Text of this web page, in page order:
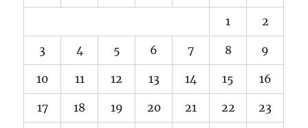
1 2
3 4 5 6 7 8 9
10 11 12 13 14 15 16
17 18 19 20 21 22 23